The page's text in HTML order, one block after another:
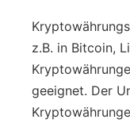
z.B. in Bitcoin,
geeignet. Der